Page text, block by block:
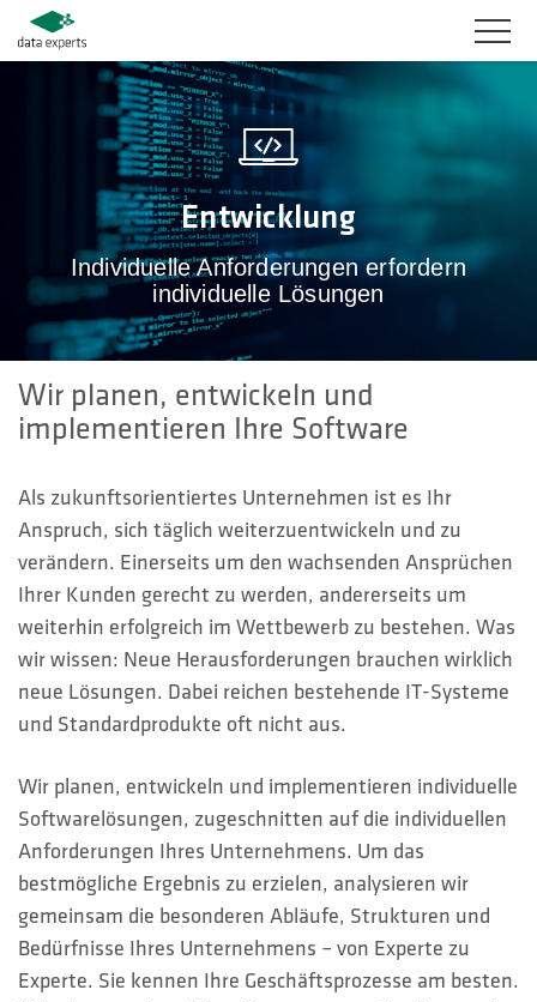
BRANCHEN
PRODUKTLÖSUNGEN
SERVICES
KARRIERE
UNTERNEHMEN
KUNDENBEREICH
HOTLINES
Suche
Entwicklung
Individuelle Anforderungen erfordern
individuelle Lösungen
Wir planen, entwickeln und
implementieren Ihre Software
Als zukunftsorientiertes Unternehmen ist es Ihr
Anspruch, sich täglich weiterzuentwickeln und zu
verändern. Einerseits um den wachsenden Ansprüchen
Ihrer Kunden gerecht zu werden, andererseits um
weiterhin erfolgreich im Wettbewerb zu bestehen. Was
wir wissen: Neue Herausforderungen brauchen wirklich
neue Lösungen. Dabei reichen bestehende IT-Systeme
und Standardprodukte oft nicht aus.
Wir planen, entwickeln und implementieren individuelle
Softwarelösungen, zugeschnitten auf die individuellen
Anforderungen Ihres Unternehmens. Um das
bestmögliche Ergebnis zu erzielen, analysieren wir
gemeinsam die besonderen Abläufe, Strukturen und
Bedürfnisse Ihres Unternehmens – von Experte zu
Experte. Sie kennen Ihre Geschäftsprozesse am besten.